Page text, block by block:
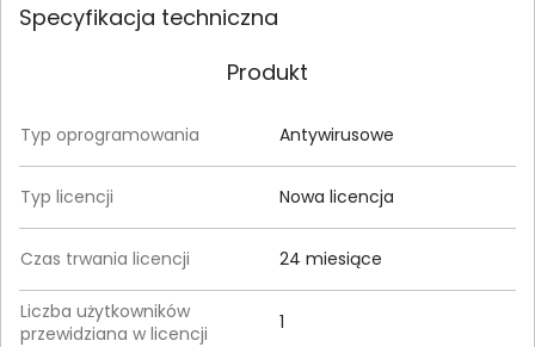
Specyfikacja techniczna
Produkt
Typ oprogramowania Antywirusowe
Typ licencji Nowa licencja
Czas trwania licencji 24 miesiące
Liczba użytkowników
przewidziana w licencji
1